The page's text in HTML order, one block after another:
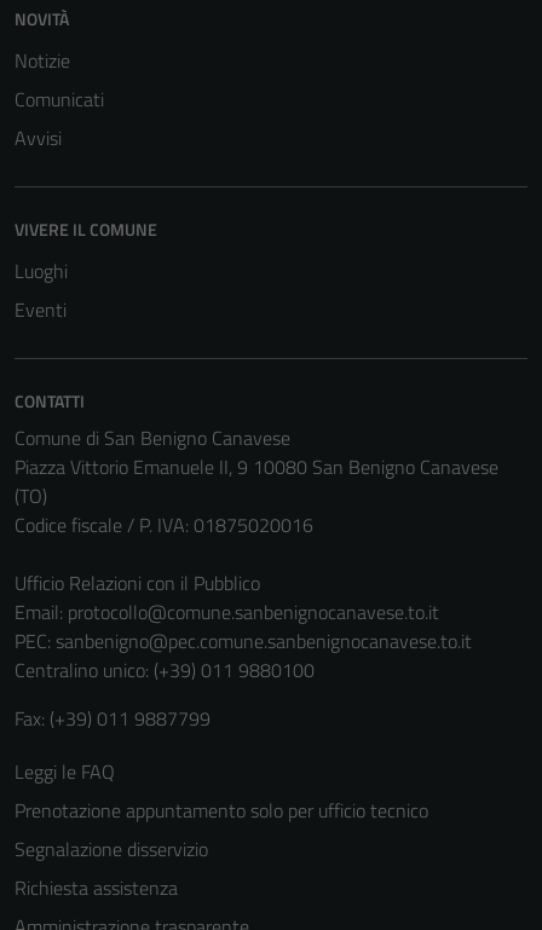
NOVITÀ
Notizie
Comunicati
Avvisi
VIVERE IL COMUNE
Luoghi
Eventi
CONTATTI
Comune di San Benigno Canavese
Piazza Vittorio Emanuele II, 9 10080 San Benigno Canavese
(TO)
Codice fiscale / P. IVA: 01875020016
Ufficio Relazioni con il Pubblico
Email: protocollo@comune.sanbenignocanavese.to.it
PEC: sanbenigno@pec.comune.sanbenignocanavese.to.it
Centralino unico: (+39) 011 9880100
Fax: (+39) 011 9887799
Leggi le FAQ
Prenotazione appuntamento solo per ufficio tecnico
Segnalazione disservizio
Richiesta assistenza
per il
personali.